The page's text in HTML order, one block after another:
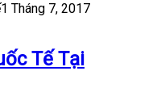
1 Tháng 7, 2017
Tế Tại